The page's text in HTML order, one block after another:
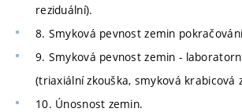
reziduální).
8. Smyková pevnost zemin
9. Smyková pevnost zemin -
(triaxiální zkouška, smyková krabicová
10. Únosnost zemin.